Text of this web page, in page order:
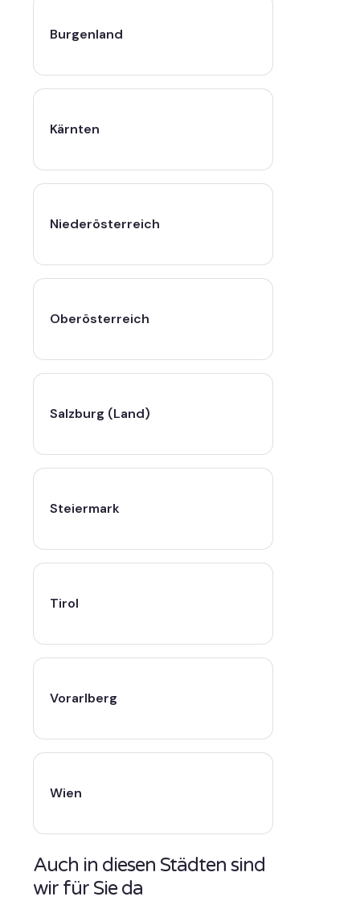
Burgenland
Kärnten
Niederösterreich
Oberösterreich
Salzburg (Land)
Steiermark
Tirol
Vorarlberg
Wien
Auch in diesen Städten sind
wir für Sie da